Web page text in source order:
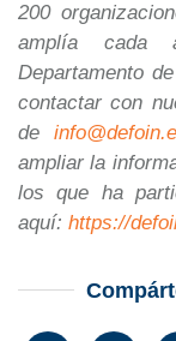
200
amplía cada
Departamento
contactar con
de
ampliar la
los que ha
aquí: https://